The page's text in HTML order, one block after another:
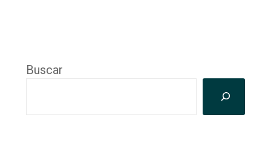
Buscar